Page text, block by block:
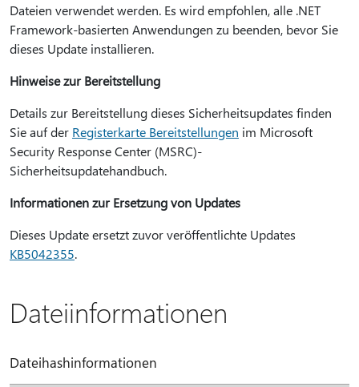
Dateien verwendet werden. Es wird empfohlen, alle .NET
Framework-basierten Anwendungen zu beenden, bevor Sie
dieses Update installieren.
Hinweise zur Bereitstellung
Details zur Bereitstellung dieses Sicherheitsupdates finden
Sie auf der Registerkarte Bereitstellungen im Microsoft
Security Response Center (MSRC)-
Sicherheitsupdatehandbuch.
Informationen zur Ersetzung von Updates
Dieses Update ersetzt zuvor veröffentlichte Updates
KB5042355.
Dateiinformationen
Dateihashinformationen